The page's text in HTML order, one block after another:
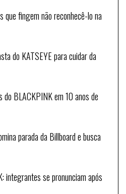
que fingem não reconhecê-lo na
do KATSEYE para cuidar da
do BLACKPINK em 10 anos de
parada da Billboard e busca
integrantes se pronunciam após